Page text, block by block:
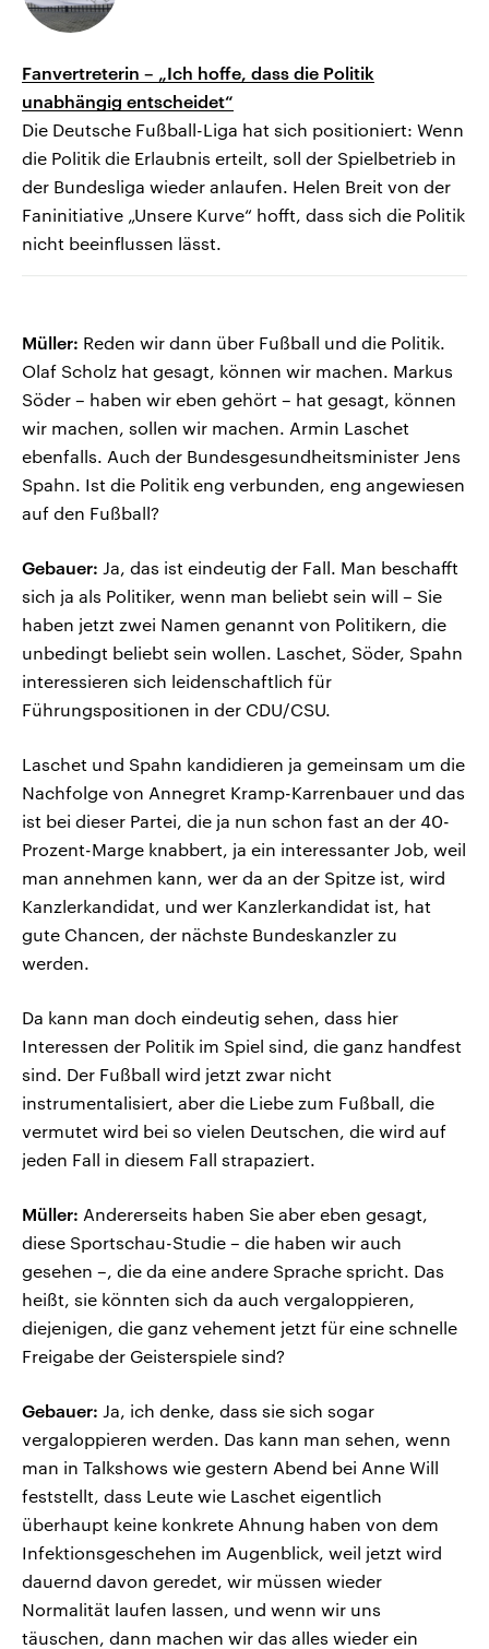
Fanvertreterin – „Ich hoffe, dass die Politik
unabhängig entscheidet“
Die Deutsche Fußball-Liga hat sich positioniert: Wenn
die Politik die Erlaubnis erteilt, soll der Spielbetrieb in
der Bundesliga wieder anlaufen. Helen Breit von der
Faninitiative „Unsere Kurve“ hofft, dass sich die Politik
nicht beeinflussen lässt.
Müller: Reden wir dann über Fußball und die Politik.
Olaf Scholz hat gesagt, können wir machen. Markus
Söder – haben wir eben gehört – hat gesagt, können
wir machen, sollen wir machen. Armin Laschet
ebenfalls. Auch der Bundesgesundheitsminister Jens
Spahn. Ist die Politik eng verbunden, eng angewiesen
auf den Fußball?
Gebauer: Ja, das ist eindeutig der Fall. Man beschafft
sich ja als Politiker, wenn man beliebt sein will – Sie
haben jetzt zwei Namen genannt von Politikern, die
unbedingt beliebt sein wollen. Laschet, Söder, Spahn
interessieren sich leidenschaftlich für
Führungspositionen in der CDU/CSU.
Laschet und Spahn kandidieren ja gemeinsam um die
Nachfolge von Annegret Kramp-Karrenbauer und das
ist bei dieser Partei, die ja nun schon fast an der 40-
Prozent-Marge knabbert, ja ein interessanter Job, weil
man annehmen kann, wer da an der Spitze ist, wird
Kanzlerkandidat, und wer Kanzlerkandidat ist, hat
gute Chancen, der nächste Bundeskanzler zu
werden.
Da kann man doch eindeutig sehen, dass hier
Interessen der Politik im Spiel sind, die ganz handfest
sind. Der Fußball wird jetzt zwar nicht
instrumentalisiert, aber die Liebe zum Fußball, die
vermutet wird bei so vielen Deutschen, die wird auf
jeden Fall in diesem Fall strapaziert.
Müller: Andererseits haben Sie aber eben gesagt,
diese Sportschau-Studie – die haben wir auch
gesehen –, die da eine andere Sprache spricht. Das
heißt, sie könnten sich da auch vergaloppieren,
diejenigen, die ganz vehement jetzt für eine schnelle
Freigabe der Geisterspiele sind?
Gebauer: Ja, ich denke, dass sie sich sogar
vergaloppieren werden. Das kann man sehen, wenn
man in Talkshows wie gestern Abend bei Anne Will
feststellt, dass Leute wie Laschet eigentlich
überhaupt keine konkrete Ahnung haben von dem
Infektionsgeschehen im Augenblick, weil jetzt wird
dauernd davon geredet, wir müssen wieder
Normalität laufen lassen, und wenn wir uns
täuschen, dann machen wir das alles wieder ein